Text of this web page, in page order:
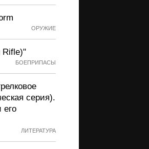
ОРУЖИЕ
Rifle)"
БОЕПРИПАСЫ
серия).
ЛИТЕРАТУРА